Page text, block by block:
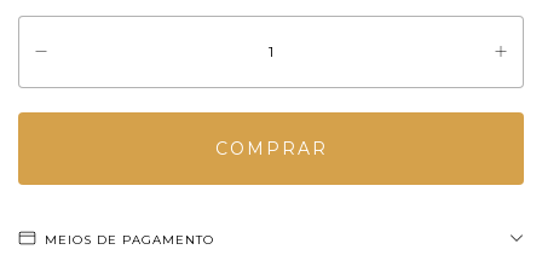
MEIOS DE PAGAMENTO